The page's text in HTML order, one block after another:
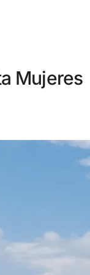
Mujeres